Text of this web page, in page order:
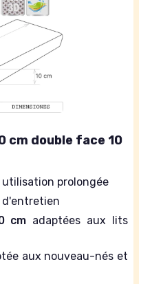
cm double face 10
utilisation prolongée
cm adaptées aux lits
aux nouveau-nés et